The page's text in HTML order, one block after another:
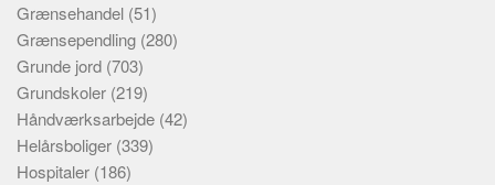
Grænsehandel (51)
Grænsependling (280)
Grunde jord (703)
Grundskoler (219)
Håndværksarbejde (42)
Helårsboliger (339)
Hospitaler (186)